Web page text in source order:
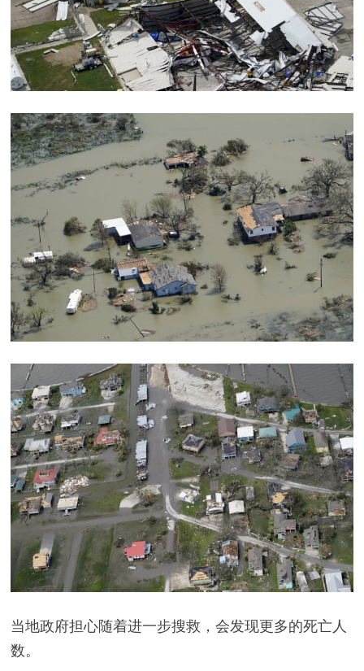
当地政府担心随着进一步搜救，会发现更多的死亡人
数。